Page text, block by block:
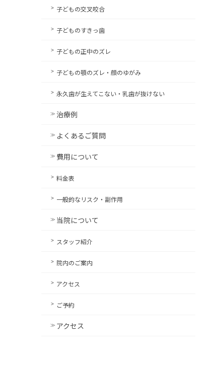
子どもの交叉咬合
子どものすきっ歯
子どもの正中のズレ
子どもの顎のズレ・顔のゆがみ
永久歯が生えてこない・乳歯が抜けない
治療例
よくあるご質問
費用について
料金表
一般的なリスク・副作用
当院について
スタッフ紹介
院内のご案内
アクセス
ご予約
アクセス